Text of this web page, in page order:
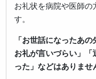
お礼状を病院や医師
す。
「お世話になったあ
お礼が言いづらい」
った」などはありませ